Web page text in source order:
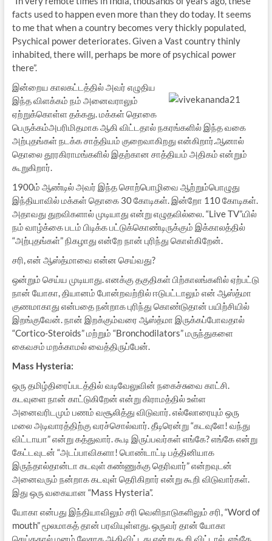
facts used to happen even more than they do today. It seems
to me that when a country becomes very thickly populated,
Psychical power deteriorates. Given a Vast country thinly
inhabited, there will, perhaps be more of psychical power
there”.
இன்றைய காலகட்டத்தில் அவர் எழுதிய
இந்த விளக்கம் நம் அனைவராலும்
ஏற்றுக்கொள்ள தக்கது. மக்கள் தொகை
பெருக்கம்அபரிமிதமாக ஆகி விட்டதால் நகரங்களில் இந்த வகை
அற்புதங்கள் நடக்க சாத்தியம் குறைவாகிறது என்கிறார்.ஆனால்
தொலை தூரகிராமங்களில் இதற்கான சாத்தியம் அதிகம் என்றும்
கூறுகிறார்.
1900ம் ஆண்டில் அவர் இந்த சொற்பொழிவை ஆற்றும்பொழுது
இந்தியாவில் மக்கள் தொகை 30 கோடிகள். இன்றோ 110 கோடிகள்.
அதாவது துறவிகளால் முடியாது என்று எழுதவில்லை. “Live TV”யில்
நம் வாழ்க்கை படம் பிடிக்க பட்டுக்கொண்டிருக்கும் இக்காலத்தில்
“அற்புதங்கள்” நிகழாது என்றே நான் புரிந்து கொள்கிறேன்.
சரி, என் ஆஸ்த்மாவை என்ன செய்வது?
ஒன்றும் செய்ய முடியாது. எனக்கு தகுதிகள் பிற்காலங்களில் ஏற்பட்டு
நான் யோகா, தியானம் போன்றவற்றில் ஈடுபட்டாலும் என் ஆஸ்த்மா
குணமாகாது என்பதை நன்றாக புரிந்து கொண்டுதான் பயிற்சியில்
இறங்குவேன். நான் இறக்கும்வரை ஆஸ்த்மா இருக்கப்போவதால்
“Cortico-Steroids” மற்றும் “Bronchodilators” மருந்துகளை
கைவசம் மறக்காமல் வைத்திருப்பேன்.
Mass Hysteria:
ஒரு தமிழ்திரைப்படத்தில் வடிவேலுவின் நகைச்சுவை காட்சி.
கடவுளை நான் காட்டுகிறேன் என்று கிராமத்தில் உள்ள
அனைவரிடமும் பணம் வசூலித்து விடுவார். எல்லோரையும் ஒரு
மலை அடிவாரத்திற்கு வரச்சொல்வார். தீடிரென்று “கடவுளே! வந்து
விட்டாயா” என்று கத்துவார். கூடி இருப்பவர்கள் எங்கே? எங்கே என்று
கேட்டவுடன் “அடப்பாவிகளா! பொண்டாட்டி பத்தினியாக
இருந்தால்தான்டா கடவுள் கண்ணுக்கு தெரிவார்” என்றவுடன்
அனைவரும் நன்றாக கடவுள் தெரிகிறார் என்று கூறி விடுவார்கள்.
இது ஒரு வகையான “Mass Hysteria”.
யோகா என்பது இந்தியாவிலும் சரி வெளிநாடுகளிலும் சரி, “Word of
mouth” மூலமாகத் தான் பரவியுள்ளது. ஒருவர் தான் யோகா
செய்ததால் மனம் லேசாக ஆகிவிட்டது என்று கூறி விட்டால், எங்கே